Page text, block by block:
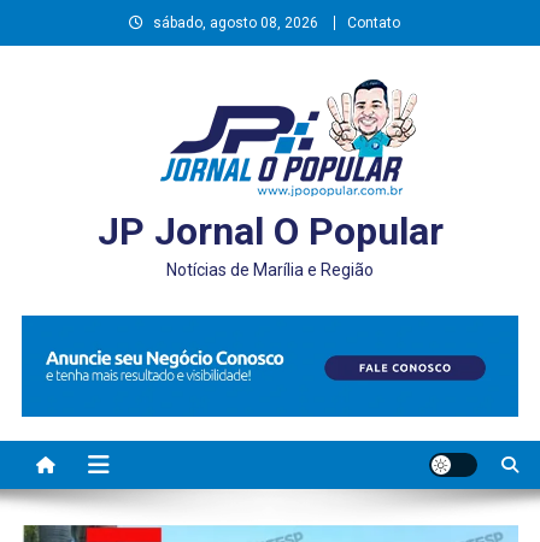
to
sábado, agosto 08, 2026 Contato
JP Jornal O Popular
Notícias de Marília e Região